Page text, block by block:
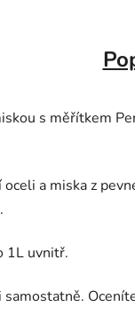
s měřítkem
a miska z
1L uvnitř.